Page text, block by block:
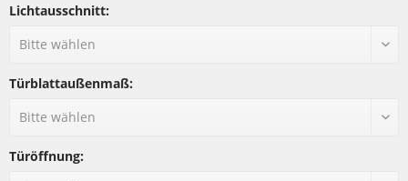
Lichtausschnitt:
Türblattaußenmaß:
Türöffnung: